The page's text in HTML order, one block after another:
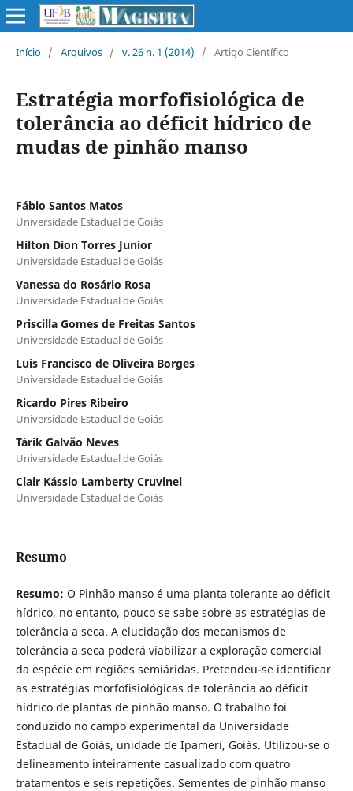
Início / Arquivos / v. 26 n. 1 (2014) / Artigo Científico
Estratégia morfofisiológica de
tolerância ao déficit hídrico de
mudas de pinhão manso
Fábio Santos Matos
Universidade Estadual de Goiás
Hilton Dion Torres Junior
Universidade Estadual de Goiás
Vanessa do Rosário Rosa
Universidade Estadual de Goiás
Priscilla Gomes de Freitas Santos
Universidade Estadual de Goiás
Luis Francisco de Oliveira Borges
Universidade Estadual de Goiás
Ricardo Pires Ribeiro
Universidade Estadual de Goiás
Tárik Galvão Neves
Universidade Estadual de Goiás
Clair Kássio Lamberty Cruvinel
Universidade Estadual de Goiás
Resumo
Resumo: O Pinhão manso é uma planta tolerante ao déficit
hídrico, no entanto, pouco se sabe sobre as estratégias de
tolerância a seca. A elucidação dos mecanismos de
tolerância a seca poderá viabilizar a exploração comercial
da espécie em regiões semiáridas. Pretendeu-se identificar
as estratégias morfofisiológicas de tolerância ao déficit
hídrico de plantas de pinhão manso. O trabalho foi
conduzido no campo experimental da Universidade
Estadual de Goiás, unidade de Ipameri, Goiás. Utilizou-se o
delineamento inteiramente casualizado com quatro
tratamentos e seis repetições. Sementes de pinhão manso